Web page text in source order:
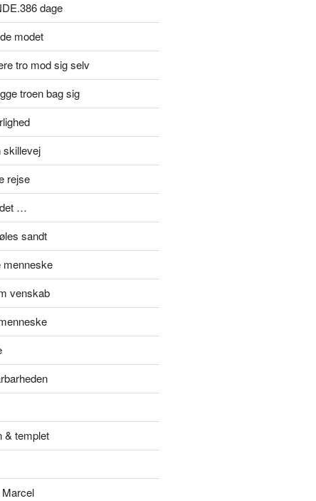
dage
modet
tro mod sig selv
troen bag sig
skillevej
rejse
…
sandt
menneske
venskab
& templet